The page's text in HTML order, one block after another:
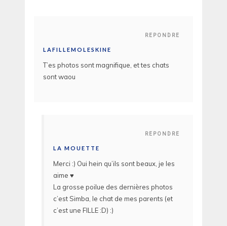
REPONDRE
LAFILLEMOLESKINE
T’es photos sont magnifique, et tes chats
sont waou
REPONDRE
LA MOUETTE
Merci :) Oui hein qu’ils sont beaux, je les
aime ♥
La grosse poilue des dernières photos
c’est Simba, le chat de mes parents (et
c’est une FILLE :D) :)